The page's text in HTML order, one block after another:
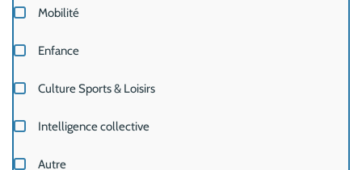
Mobilité
Enfance
Culture Sports & Loisirs
Intelligence collective
Autre